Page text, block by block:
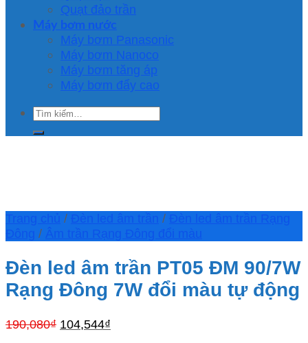
Quạt đảo trần
Máy bơm nước
Máy bơm Panasonic
Máy bơm Nanoco
Máy bơm tăng áp
Máy bơm đẩy cao
Tìm
kiếm:
Trang chủ / Đèn led âm trần / Đèn led âm trần Rạng
Đông / Âm trần Rạng Đông đổi màu
Đèn led âm trần PT05 ĐM 90/7W
Rạng Đông 7W đổi màu tự động
190,080₫ Giá
104,544₫